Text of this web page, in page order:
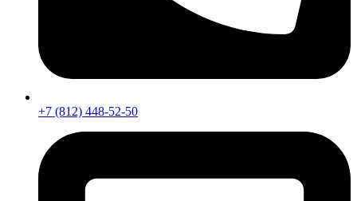
+7 (812) 448-52-50